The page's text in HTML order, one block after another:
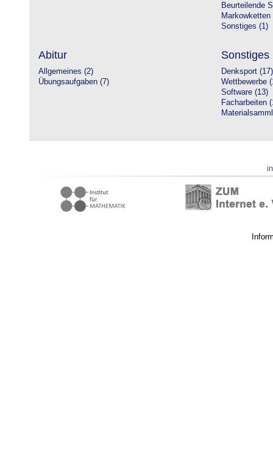
Beurteilende
Markowketten
Sonstiges (1)
Abitur
Allgemeines (2)
Übungsaufgaben (7)
Sonstiges
Denksport (17)
Wettbewerbe
Software (13)
Facharbeiten